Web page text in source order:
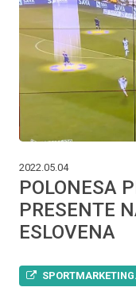
2022.05.04
POLONESA
PRESENTE
ESLOVENA